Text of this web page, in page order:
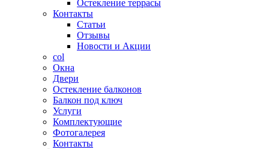
Остекление террасы
Контакты
Статьи
Отзывы
Новости и Акции
col
Окна
Двери
Остекление балконов
Балкон под ключ
Услуги
Комплектующие
Фотогалерея
Контакты